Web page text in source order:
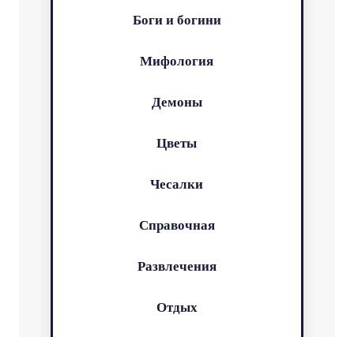
Боги и богини
Мифология
Демоны
Цветы
Чесалки
Справочная
Развлечения
Отдых